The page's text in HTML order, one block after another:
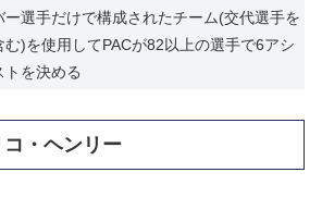
ー選手だけで構成されたチーム(交代選手を
む)を使用してPACが82以上の選手で6アシ
トを決める
・ヘンリー